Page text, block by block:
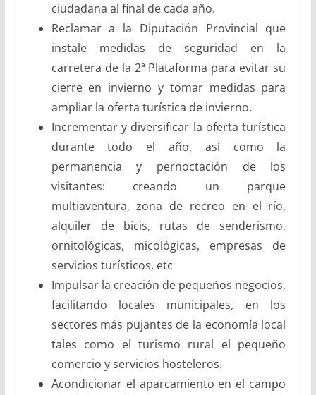
ciudadana al final de cada año.
Reclamar a la Diputación Provincial que
instale medidas de seguridad en la
carretera de la 2ª Plataforma para evitar su
cierre en invierno y tomar medidas para
ampliar la oferta turística de invierno.
Incrementar y diversificar la oferta turística
durante todo el año, así como la
permanencia y pernoctación de los
visitantes: creando un parque
multiaventura, zona de recreo en el río,
alquiler de bicis, rutas de senderismo,
ornitológicas, micológicas, empresas de
servicios turísticos, etc
Impulsar la creación de pequeños negocios,
facilitando locales municipales, en los
sectores más pujantes de la economía local
tales como el turismo rural el pequeño
comercio y servicios hosteleros.
Acondicionar el aparcamiento en el campo